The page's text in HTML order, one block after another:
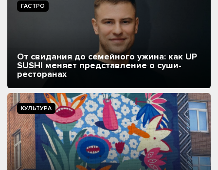
ГАСТРО
От свидания до семейного ужина: как UP
SUSHI меняет представление о суши-
ресторанах
КУЛЬТУРА